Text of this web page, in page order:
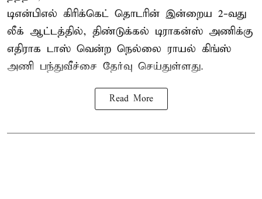
டிஎன்பிஎல் கிரிக்கெட் தொடரின் இன்றைய 2-வது
லீக் ஆட்டத்தில், திண்டுக்கல் டிராகன்ஸ் அணிக்கு
எதிராக டாஸ் வென்ற நெல்லை ராயல் கிங்ஸ்
அணி பந்துவீச்சை தேர்வு செய்துள்ளது.
Read More